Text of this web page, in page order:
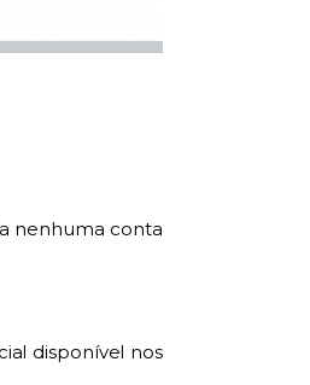
nenhuma conta
disponível nos